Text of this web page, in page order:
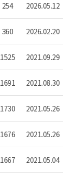
254 2026.05.12
360 2026.02.20
1525 2021.09.29
1691 2021.08.30
1730 2021.05.26
1676 2021.05.26
1667 2021.05.04